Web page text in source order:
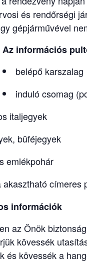
és rendőrségi
gépjárművével
Az információs
belépő karszalag
induló csomag
italjegyek
büféjegyek
emlékpohár
akasztható címeres
információk
az Önök
kövessék
és kövessék a